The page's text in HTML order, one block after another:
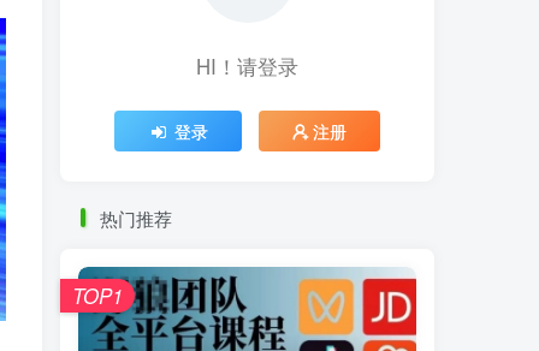
HI！请登录
登录 注册
热门推荐
TOP1
HI！请登录
登录 注册
热门推荐
TOP1